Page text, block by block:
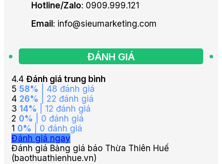
Hotline/Zalo: 0909.999.121
Email : info@sieumarketing.com
ĐÁNH GIÁ
4.4 Đánh giá trung bình
5 58% | 48 đánh giá
4 26% | 22 đánh giá
3 14% | 12 đánh giá
2 0% | 0 đánh giá
1 0% | 0 đánh giá
Đánh giá ngay
Đánh giá Bảng giá báo Thừa Thiên Huế
(baothuathienhue.vn)